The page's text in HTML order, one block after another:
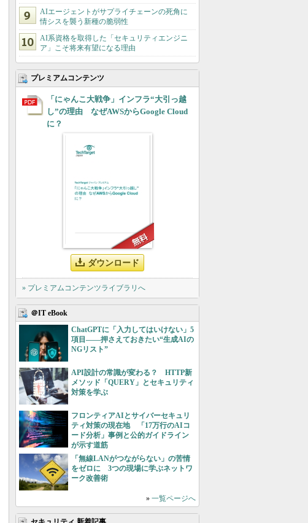
AIエージェントがサプライチェーンの死角に
情シスを襲う新種の脆弱性
AI系資格を取得した「セキュリティエンジニ
ア」こそ将来有望になる理由
プレミアムコンテンツ
「にゃんこ大戦争」インフラ“大引っ越
し”の理由 なぜAWSからGoogle Cloud
に？
ダウンロード
» プレミアムコンテンツライブラリへ
＠IT eBook
ChatGPTに「入力してはいけない」5
項目――押さえておきたい“生成AIの
NGリスト”
API設計の常識が変わる？ HTTP新
メソッド「QUERY」とセキュリティ
対策を学ぶ
フロンティアAIとサイバーセキュリ
ティ対策の現在地 「17万行のAIコ
ード分析」事例と公的ガイドライン
が示す道筋
「無線LANがつながらない」の苦情
をゼロに 3つの現場に学ぶネットワ
ーク改善術
» 一覧ページへ